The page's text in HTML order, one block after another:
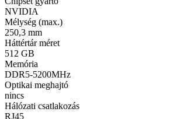
NVIDIA
Mélység (max.)
250,3 mm
Háttértár méret
512 GB
Memória
DDR5-5200MHz
Optikai meghajtó
nincs
Hálózati csatlakozás
RJ45